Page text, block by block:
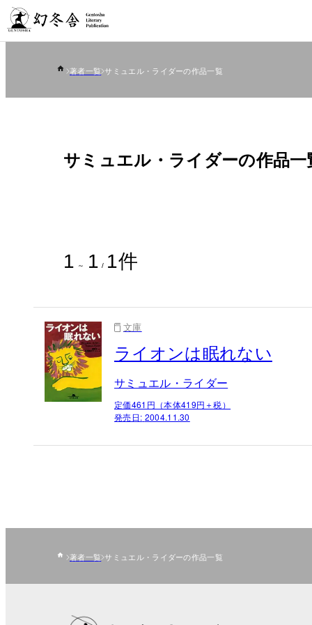
著者一覧 サミュエル・ライダーの作品一覧
サミュエル・ライダーの作品一
1 ～ 1 / 1件
文庫
ライオンは眠れない
サミュエル・ライダー
定価461円（本体419円＋税）
発売日: 2004.11.30
著者一覧 サミュエル・ライダーの作品一覧